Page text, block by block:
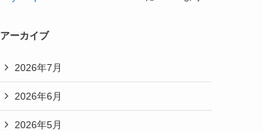
アーカイブ
2026年7月
2026年6月
2026年5月